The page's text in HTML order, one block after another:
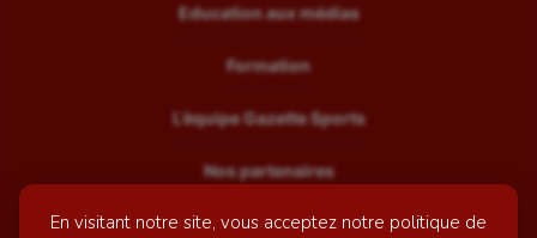
En visitant notre site, vous acceptez notre politique de
Education aux médias
Formation
L’équipe Gazette Sports
Nos partenaires
Recrutement